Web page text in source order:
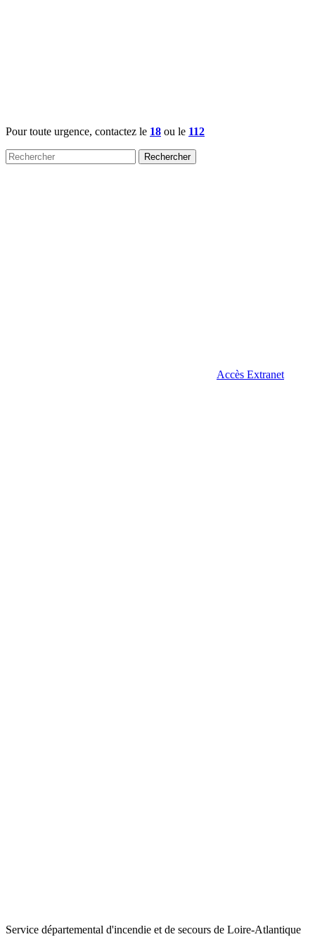
Pour toute urgence, contactez le 18 ou le 112
Rechercher :
Accès Extranet
Service départemental d'incendie et de secours de Loire-Atlantique